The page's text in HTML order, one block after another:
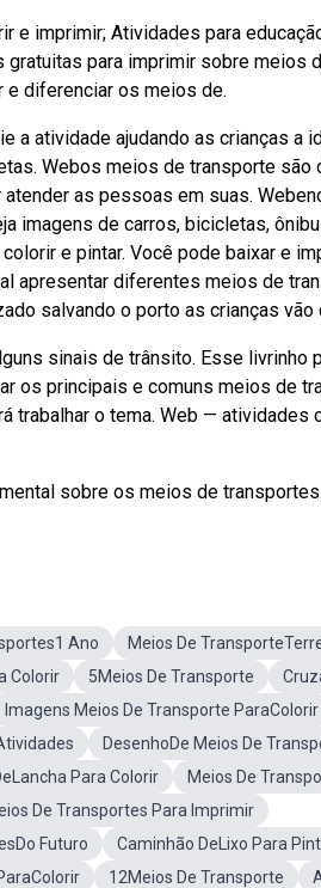
e imprimir; Atividades para
para imprimir sobre meios
e diferenciar os meios de.
atividade ajudando as crianças a
Webos meios de transporte são
as pessoas em suas.
imagens de carros, bicicletas,
e pintar. Você pode baixar e
apresentar diferentes meios de
salvando o porto as crianças vão
sinais de trânsito. Esse livrinho
os principais e comuns meios de
trabalhar o tema. Web — atividades
sobre os meios de transportes.
Ano
Meios De
Colorir 5Meios De Transporte
Imagens Meios De Transporte ParaColorir
DesenhoDe Meios De
Para Colorir
Meios De
De Transportes Para Imprimir
Futuro
Caminhão DeLixo Para
12Meios De Transporte